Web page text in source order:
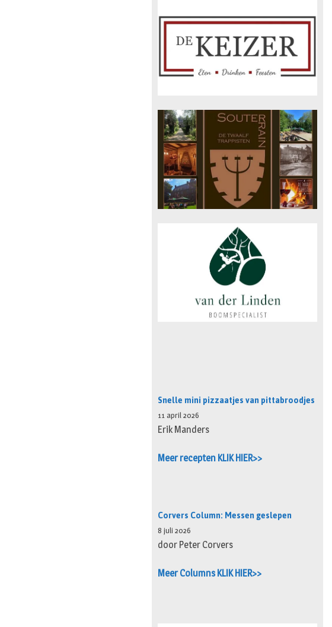
Snelle mini pizzaatjes van pittabroodjes
11 april 2026
Erik Manders
Meer recepten KLIK HIER>>
Corvers Column: Messen geslepen
8 juli 2026
door Peter Corvers
Meer Columns KLIK HIER>>